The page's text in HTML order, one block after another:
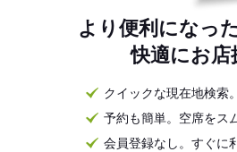
より便利になっ
快適にお店
クイックな現在地検索
予約も簡単。空席をス
会員登録なし。すぐに